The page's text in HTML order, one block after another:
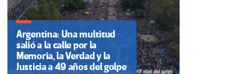
Argentina: Una multitud
salió a la calle por la
Memoria, la Verdad y la
Justicia a 49 años del golpe